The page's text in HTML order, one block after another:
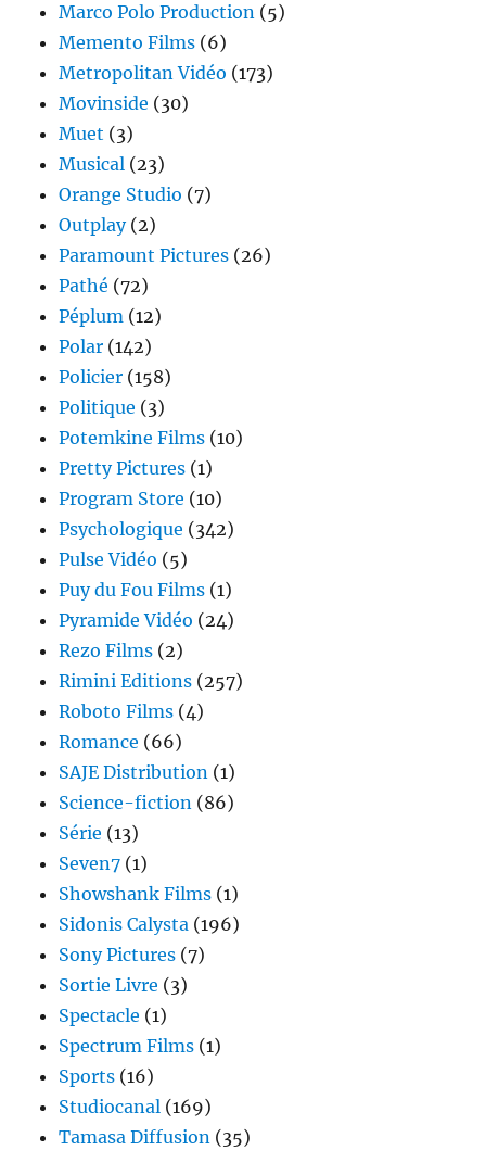
Marco Polo Production (5)
Memento Films (6)
Metropolitan Vidéo (173)
Movinside (30)
Muet (3)
Musical (23)
Orange Studio (7)
Outplay(2)
Paramount Pictures (26)
Pathé (72)
Péplum (12)
Polar (142)
Policier (158)
Politique (3)
Potemkine Films (10)
Pretty Pictures (1)
Program Store (10)
Psychologique (342)
Pulse Vidéo (5)
Puy du Fou Films (1)
Pyramide Vidéo (24)
Rezo Films (2)
Rimini Editions (257)
Roboto Films (4)
Romance (66)
SAJE Distribution (1)
Science-fiction (86)
Série (13)
Seven7 (1)
Showshank Films (1)
Sidonis Calysta (196)
Sony Pictures (7)
Sortie Livre (3)
Spectacle (1)
Spectrum Films (1)
Sports (16)
Studiocanal (169)
Tamasa Diffusion (35)